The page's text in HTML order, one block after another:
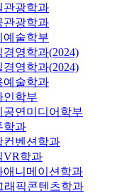
관광학과
관광학과
예술학부
경영학과(2024)
경영학과(2024)
예술학과
인학부
공연미디어학부
학과
컨벤션학과
VR학과
애니메이션학과
래픽콘텐츠학과